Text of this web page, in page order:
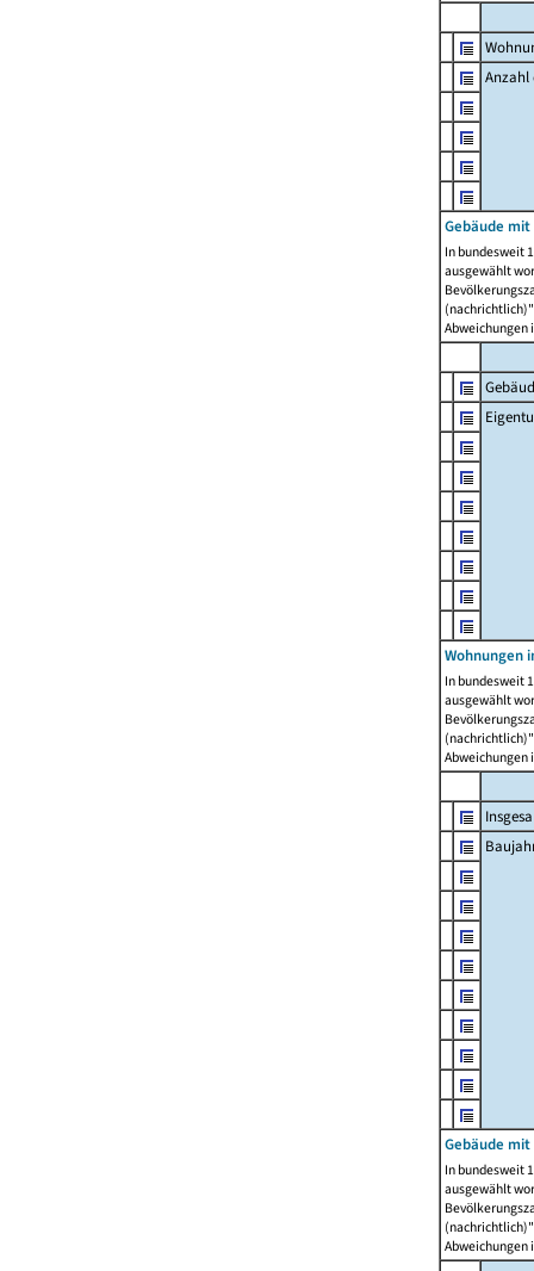
Anzahl
Gebäude
In bundesweit
ausgewählt
Abweichungen
Wohnungen
In bundesweit
ausgewählt
Abweichungen
Gebäude mit
In bundesweit
ausgewählt
Abweichungen